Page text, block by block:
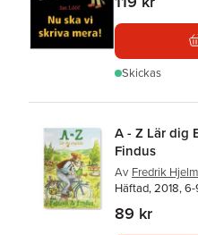
Skickas
A - Z Lär dig
Findus
Av Fredrik Hjelm
Häftad, 2018,
89 kr